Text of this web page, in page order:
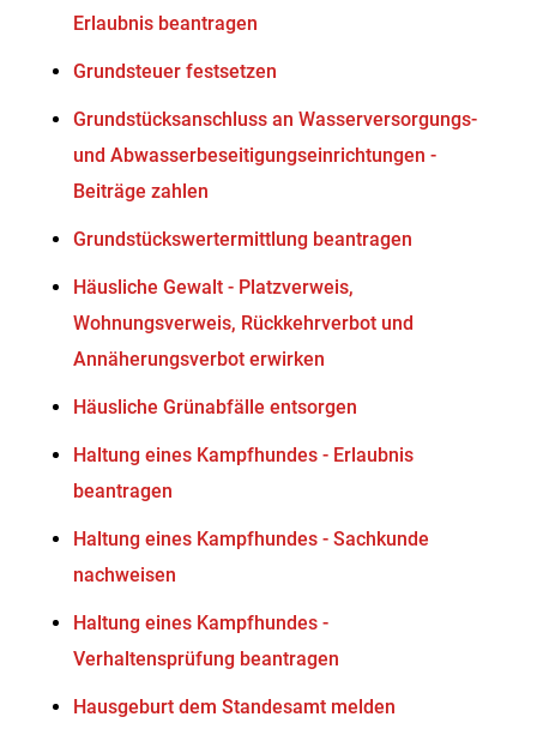
Erlaubnis beantragen
Grundsteuer festsetzen
Grundstücksanschluss an Wasserversorgungs-
und Abwasserbeseitigungseinrichtungen -
Beiträge zahlen
Grundstückswertermittlung beantragen
Häusliche Gewalt - Platzverweis,
Wohnungsverweis, Rückkehrverbot und
Annäherungsverbot erwirken
Häusliche Grünabfälle entsorgen
Haltung eines Kampfhundes - Erlaubnis
beantragen
Haltung eines Kampfhundes - Sachkunde
nachweisen
Haltung eines Kampfhundes -
Verhaltensprüfung beantragen
Hausgeburt dem Standesamt melden